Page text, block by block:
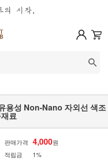
용성 Non-Nano 자외선 색조
료
판매가격 4,000원
적립금
1%